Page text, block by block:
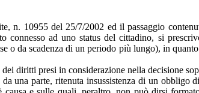
n. 10955 del 25/7/2002 ed il passaggio
connesso ad uno status del cittadino, si
o da scadenza di un periodo più lungo), in
diritti presi in considerazione nella decisione
una parte, ritenuta insussistenza di un obbligo